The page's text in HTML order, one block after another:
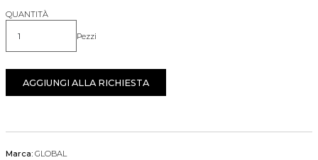
QUANTITÀ
Quantità Pezzi
AGGIUNGI ALLA RICHIESTA
Marca: GLOBAL